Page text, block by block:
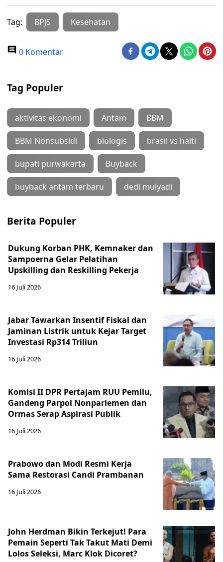
Tag: BPJS Kesehatan
0 Komentar
Tag Populer
aktivitas ekonomi Antam BBM
BBM Nonsubsidi biologis brasil vs haiti
bupati purwakarta Buyback
buyback antam terbaru dedi mulyadi
Berita Populer
Dukung Korban PHK, Kemnaker dan
Sampoerna Gelar Pelatihan
Upskilling dan Reskilling Pekerja
16 Juli 2026
Jabar Tawarkan Insentif Fiskal dan
Jaminan Listrik untuk Kejar Target
Investasi Rp314 Triliun
16 Juli 2026
Komisi II DPR Pertajam RUU Pemilu,
Gandeng Parpol Nonparlemen dan
Ormas Serap Aspirasi Publik
16 Juli 2026
Prabowo dan Modi Resmi Kerja
Sama Restorasi Candi Prambanan
16 Juli 2026
John Herdman Bikin Terkejut! Para
Pemain Seperti Tak Takut Mati Demi
Lolos Seleksi, Marc Klok Dicoret?